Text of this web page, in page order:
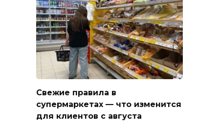
Свежие правила в
супермаркетах — что изменится
для клиентов с августа